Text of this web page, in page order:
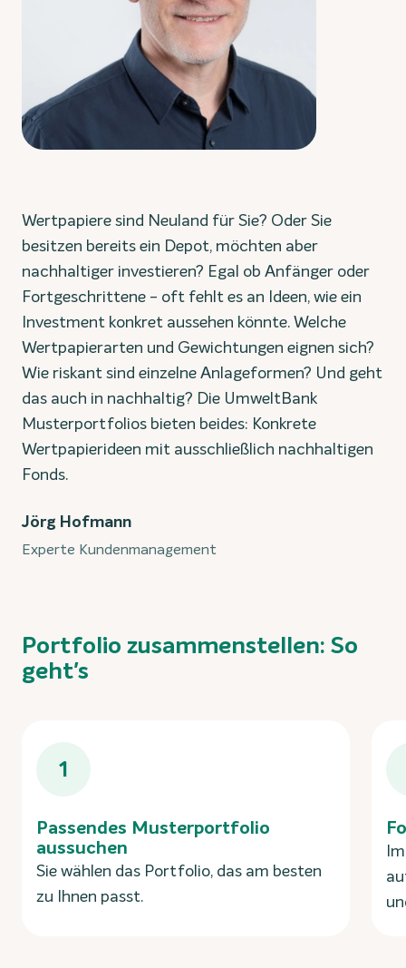
Wertpapiere sind Neuland für Sie? Oder Sie
besitzen bereits ein Depot, möchten aber
nachhaltiger investieren? Egal ob Anfänger oder
Fortgeschrittene - oft fehlt es an Ideen, wie ein
Investment konkret aussehen könnte. Welche
Wertpapierarten und Gewichtungen eignen sich?
Wie riskant sind einzelne Anlageformen? Und geht
das auch in nachhaltig? Die UmweltBank
Musterportfolios bieten beides: Konkrete
Wertpapierideen mit ausschließlich nachhaltigen
Fonds.
Jörg Hofmann
Experte Kundenmanagement
Portfolio zusammenstellen: So
geht's
1
Passendes Musterportfolio
aussuchen
Sie wählen das Portfolio, das am besten
zu Ihnen passt.